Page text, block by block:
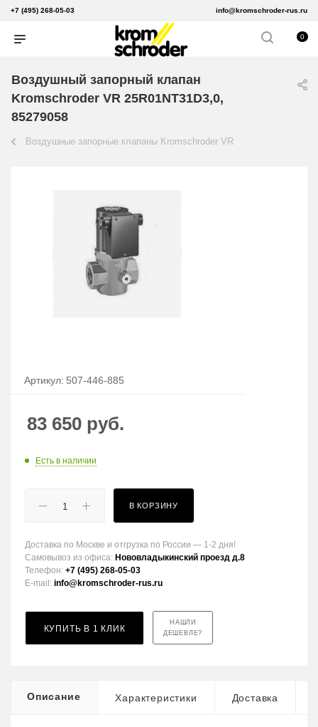
+7 (495) 268-05-03 info@kromschroder-rus.ru
0
Воздушный запорный клапан
Kromschroder VR 25R01NT31D3,0,
85279058
Воздушные запорные клапаны Kromschroder VR
Артикул: 507-446-885
83 650 руб.
Есть в наличии
В КОРЗИНУ
Доставка по Москве и отгрузка по России — 1-2 дня!
Самовывоз из офиса: Нововладыкинский проезд д.8
Телефон: +7 (495) 268-05-03
E-mail: info@kromschroder-rus.ru
КУПИТЬ В 1 КЛИК
НАШЛИ
ДЕШЕВЛЕ?
Описание Характеристики Доставка